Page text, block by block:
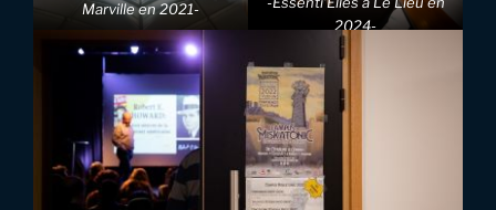
Marville en 2021-
2024-